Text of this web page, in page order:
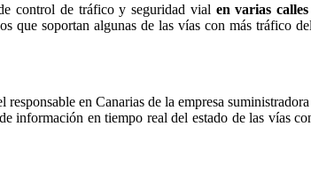
control de tráfico y seguridad vial en varias
que soportan algunas de las vías con más tráfico
en Canarias de la empresa
información en tiempo real del estado de las vías